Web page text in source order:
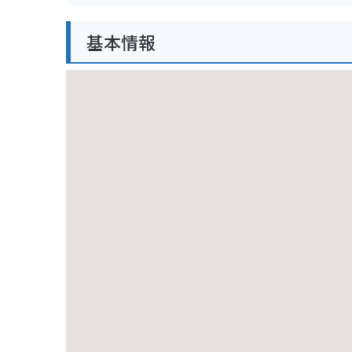
バイクで訪れる場合、園内に無料駐車場が用意され
基本情報